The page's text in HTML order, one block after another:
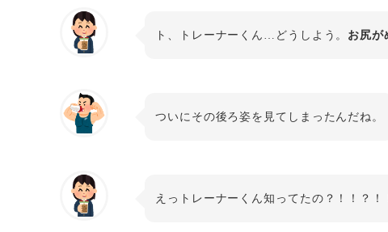
ト、トレーナーくん…どうしよう。 お尻が
ついにその後ろ姿を見てしまったんだね。
えっトレーナーくん知ってたの？！！？！